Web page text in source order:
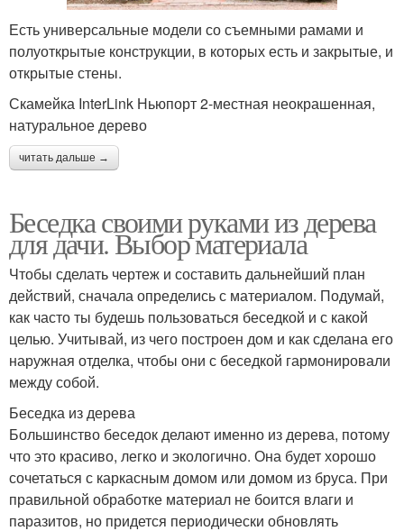
Есть универсальные модели со съемными рамами и
полуоткрытые конструкции, в которых есть и закрытые, и
открытые стены.
Скамейка InterLink Ньюпорт 2-местная неокрашенная,
натуральное дерево
читать дальше →
Беседка своими руками из дерева
для дачи. Выбор материала
Чтобы сделать чертеж и составить дальнейший план
действий, сначала определись с материалом. Подумай,
как часто ты будешь пользоваться беседкой и с какой
целью. Учитывай, из чего построен дом и как сделана его
наружная отделка, чтобы они с беседкой гармонировали
между собой.
Беседка из дерева
Большинство беседок делают именно из дерева, потому
что это красиво, легко и экологично. Она будет хорошо
сочетаться с каркасным домом или домом из бруса. При
правильной обработке материал не боится влаги и
паразитов, но придется периодически обновлять